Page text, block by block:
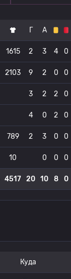
Г А
1615 2 3 4 0
2103 9 2 0 0
3 2 2 0
4 0 2 0
789 2 3 0 0
10 0 0 0
4517 20 10 8 0
Куда